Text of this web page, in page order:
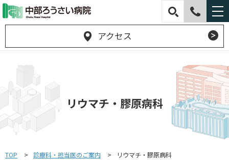
アクセス
リウマチ・膠原病科
TOP 診療科・担当医のご案内 リウマチ・膠原病科